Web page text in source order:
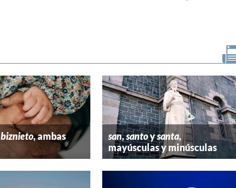
biznieto, ambas
san,santoysanta,
mayúsculas y minúsculas